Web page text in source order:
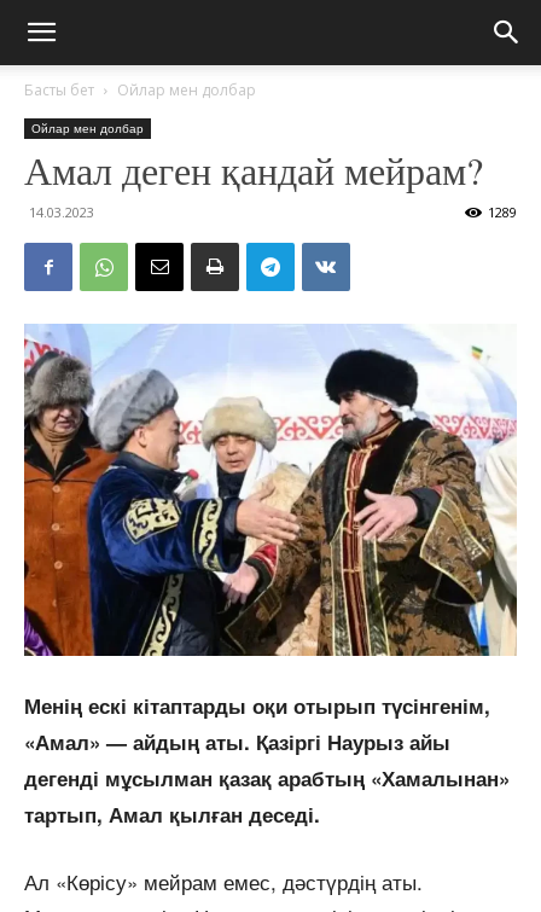
Басты бет Ойлар мен долбар
Ойлар мен долбар
Амал деген қандай мейрам?
14.03.2023 1289
Менің ескі кітаптарды оқи отырып түсінгенім,
«Амал» — айдың аты. Қазіргі Наурыз айы
дегенді мұсылман қазақ арабтың «Хамалынан»
тартып, Амал қылған деседі.
Ал «Көрісу» мейрам емес, дәстүрдің аты.